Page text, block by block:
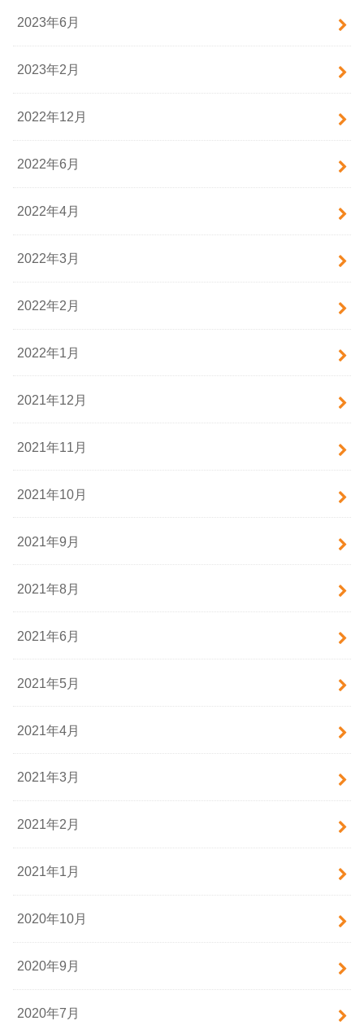
2023年6月
2023年2月
2022年12月
2022年6月
2022年4月
2022年3月
2022年2月
2022年1月
2021年12月
2021年11月
2021年10月
2021年9月
2021年8月
2021年6月
2021年5月
2021年4月
2021年3月
2021年2月
2021年1月
2020年10月
2020年9月
2020年7月